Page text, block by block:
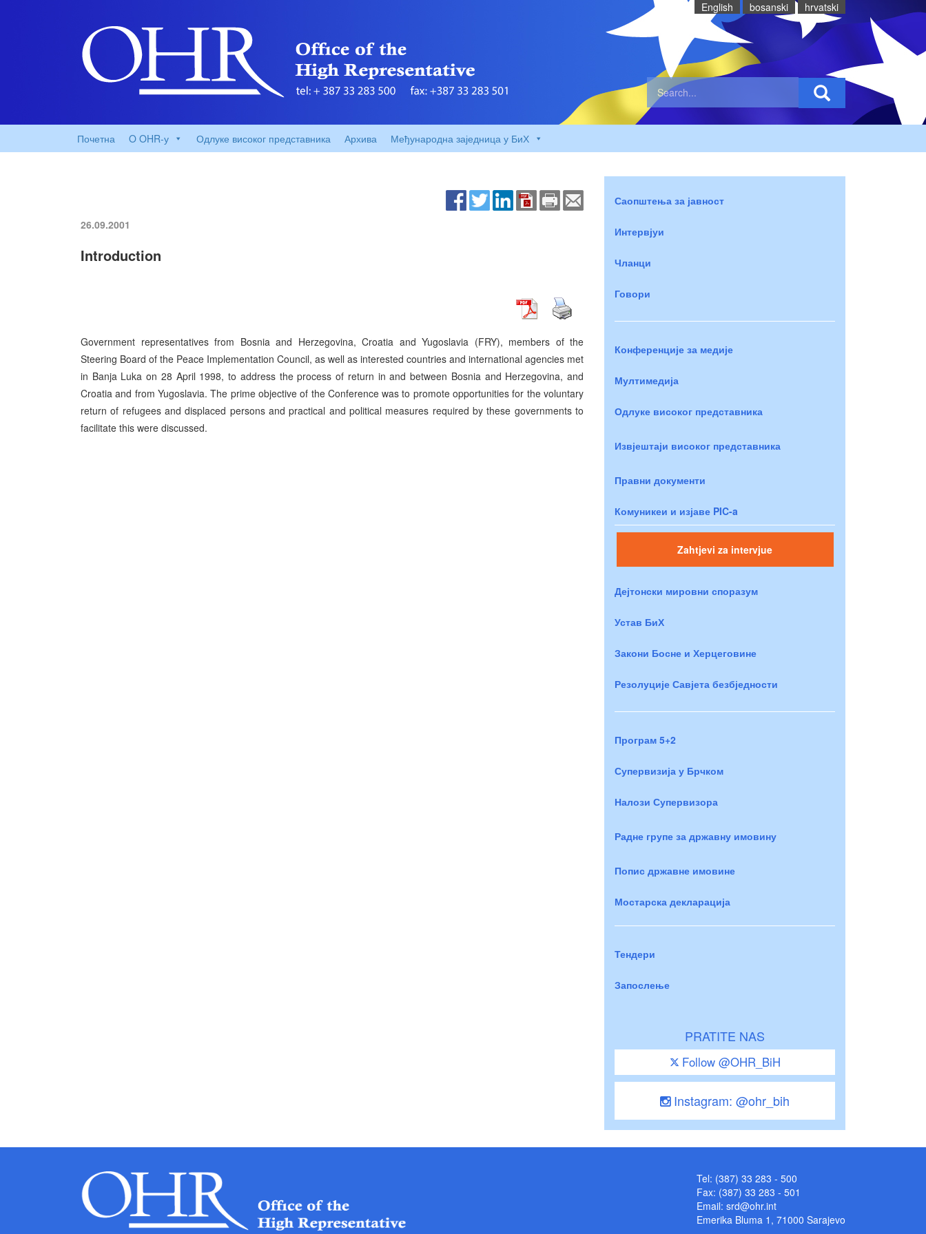
English bosanski hrvatski
Почетна O OHR-у Одлуке високог представника Архива Међународна заједница у БиХ
26.09.2001
Introduction
Government representatives from Bosnia and Herzegovina, Croatia and Yugoslavia (FRY), members of the
Steering Board of the Peace Implementation Council, as well as interested countries and international agencies met
in Banja Luka on 28 April 1998, to address the process of return in and between Bosnia and Herzegovina, and
Croatia and from Yugoslavia. The prime objective of the Conference was to promote opportunities for the voluntary
return of refugees and displaced persons and practical and political measures required by these governments to
facilitate this were discussed.
Саопштења за јавност
Интервјуи
Чланци
Говори
Конференције за медије
Мултимедија
Одлуке високог представника
Извјештаји високог представника
Правни документи
Комуникеи и изјаве PIC-a
Zahtjevi za intervjue
Дејтонски мировни споразум
Устав БиХ
Закони Босне и Херцеговине
Резолуције Савјета безбједности
Програм 5+2
Супервизија у Брчком
Налози Супервизора
Радне групе за државну имовину
Попис државне имовине
Мостарска декларација
Тендери
Запослење
PRATITE NAS
Follow @OHR_BiH
Instagram: @ohr_bih
Tel: (387) 33 283 - 500
Fax: (387) 33 283 - 501
Email: srd@ohr.int
Emerika Bluma 1, 71000 Sarajevo